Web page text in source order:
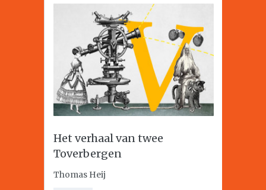
Het verhaal van twee
Toverbergen
Thomas Heij